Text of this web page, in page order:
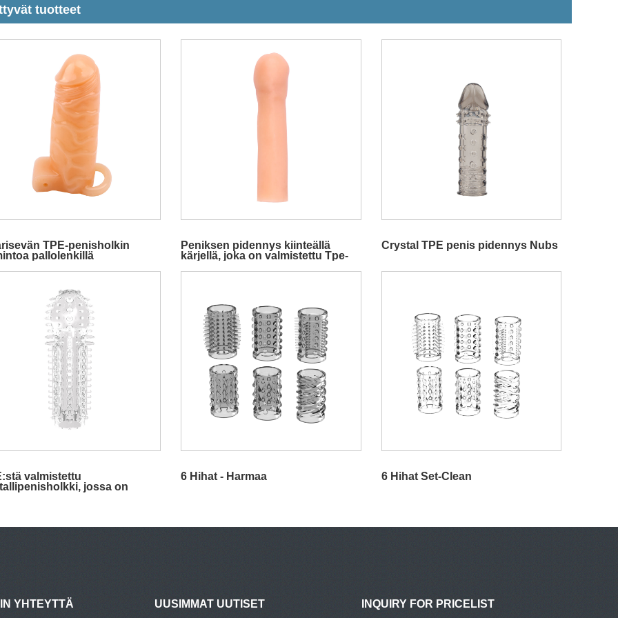
tuotteet
TPE-penisholkin
pallolenkillä
Peniksen pidennys kiinteällä
kärjellä, joka on valmistettu Tpe-
Crystal TPE penis pidennys Nubs
valmistettu
jossa on
6 Hihat - Harmaa 6 Hihat Set-Clean
YHTEYTTÄ UUSIMMAT UUTISET INQUIRY FOR PRICELIST